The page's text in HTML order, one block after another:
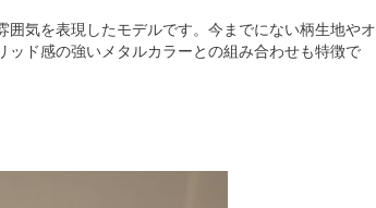
気を表現したモデルです。今までにない柄生地やオ
ッド感の強いメタルカラーとの組み合わせも特徴で